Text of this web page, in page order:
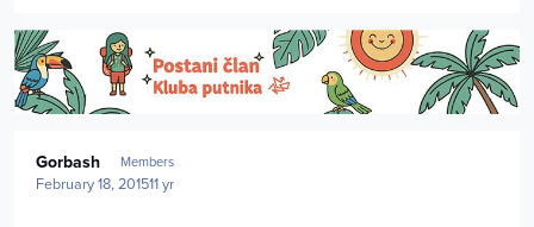
Gorbash Members
February 18, 201511 yr